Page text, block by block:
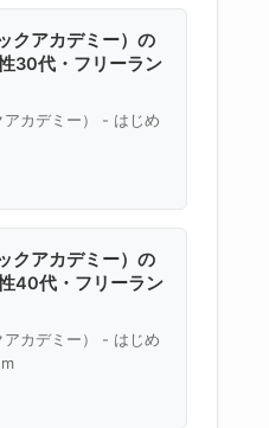
クアカデミー）の
30代・フリーラン
カデミー） - はじめ
クアカデミー）の
40代・フリーラン
カデミー） - はじめ